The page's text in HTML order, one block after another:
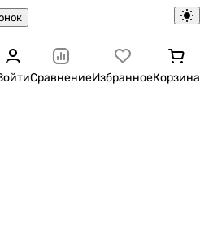
СравнениеИзбранноеКорзина